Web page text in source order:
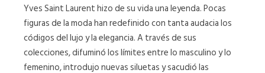
Yves Saint Laurent hizo de su vida una leyenda. Pocas
figuras de la moda han redefinido con tanta audacia los
códigos del lujo y la elegancia. A través de sus
colecciones, difuminó los límites entre lo masculino y lo
femenino, introdujo nuevas siluetas y sacudió las